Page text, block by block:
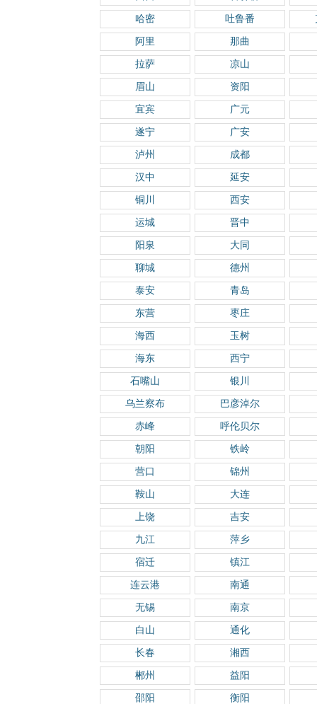
哈密 吐鲁番
阿里 那曲
拉萨 凉山
眉山 资阳
宜宾 广元
遂宁 广安
泸州 成都
汉中 延安
铜川 西安
运城 晋中
阳泉 大同
聊城 德州
泰安 青岛
东营 枣庄
海西 玉树
海东 西宁
石嘴山 银川
乌兰察布 巴彦淖尔
赤峰 呼伦贝尔
朝阳 铁岭
营口 锦州
鞍山 大连
上饶 吉安
九江 萍乡
宿迁 镇江
连云港 南通
无锡 南京
白山 通化
长春 湘西
郴州 益阳
邵阳 衡阳